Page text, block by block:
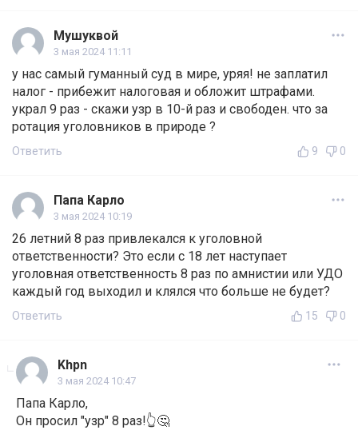
Мушуквой
3 мая 2024 11:11
у нас самый гуманный суд в мире, уряя! не заплатил
налог - прибежит налоговая и обложит штрафами.
украл 9 раз - скажи узр в 10-й раз и свободен. что за
ротация уголовников в природе ?
Ответить 9 0
Папа Карло
3 мая 2024 10:19
26 летний 8 раз привлекался к уголовной
ответственности? Это если с 18 лет наступает
уголовная ответственность 8 раз по амнистии или УДО
каждый год выходил и клялся что больше не будет?
Ответить 15 0
Khpn
3 мая 2024 10:47
Папа Карло,
Он просил "узр" 8 раз!👆🤔